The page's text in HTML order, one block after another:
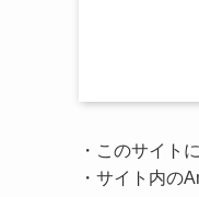
・このサイト
・サイト内の